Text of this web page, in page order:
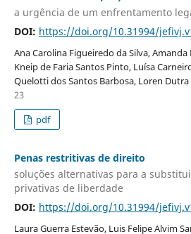
a urgência de um enfrentamento
DOI: https://doi.org/10.31994/
Ana Carolina Figueiredo da Silva,
Kneip de Faria Santos Pinto, Luísa
Quelotti dos Santos Barbosa, Loren Dutra
23
pdf
Penas restritivas de direito
soluções alternativas para a
privativas de liberdade
DOI: https://doi.org/10.31994/
Laura Guerra Estevão, Luis Felipe Alvim